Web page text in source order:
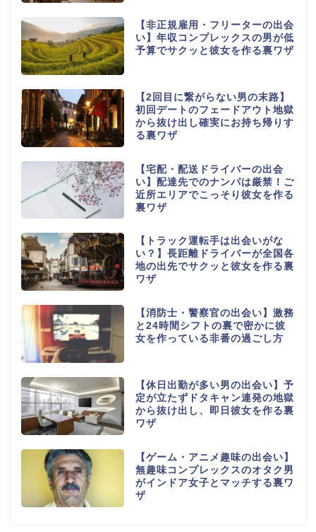
【非正規雇用・フリーターの出会
い】年収コンプレックスの男が低
予算でサクッと彼女を作る裏ワザ
【2回目に繋がらない男の末路】
初回デートのフェードアウト地獄
から抜け出し確実にお持ち帰りす
る裏ワザ
【宅配・配送ドライバーの出会
い】配達先でのナンパは厳禁！ご
近所エリアでこっそり彼女を作る
裏ワザ
【トラック運転手は出会いがな
い？】長距離ドライバーが全国各
地の出先でサクッと彼女を作る裏
ワザ
【消防士・警察官の出会い】激務
と24時間シフトの裏で密かに彼
女を作っている非番の過ごし方
【休日出勤が多い男の出会い】予
定が立たずドタキャン連発の地獄
から抜け出し、即日彼女を作る裏
ワザ
【ゲーム・アニメ趣味の出会い】
無趣味コンプレックスのオタク男
がインドア女子とマッチする裏ワ
ザ